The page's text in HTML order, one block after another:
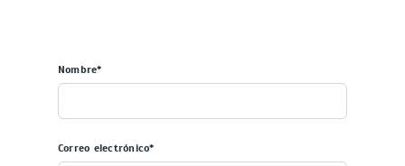
Nombre*
Correo electrónico*